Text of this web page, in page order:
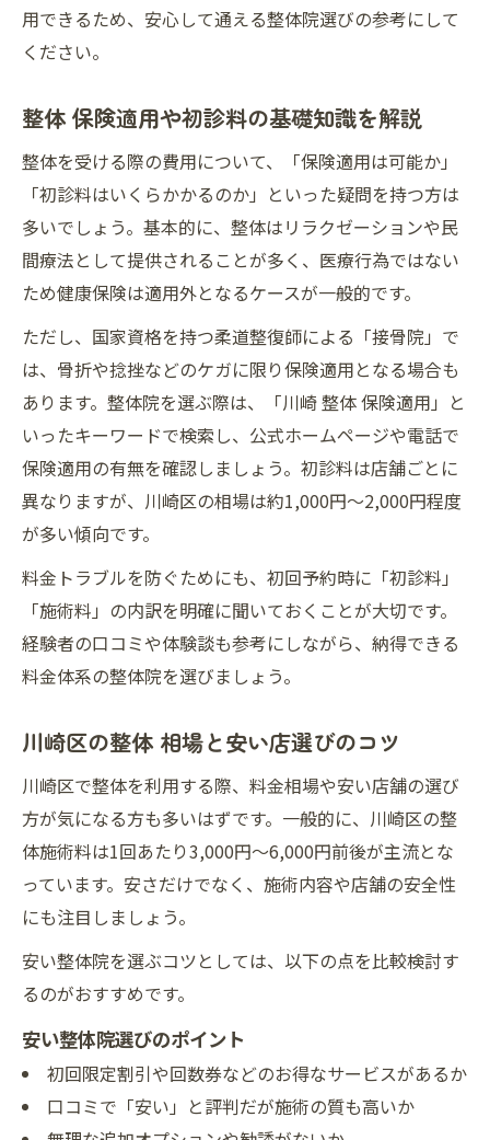
用できるため、安心して通える整体院選びの参考にして
ください。
整体 保険適用や初診料の基礎知識を解説
整体を受ける際の費用について、「保険適用は可能か」
「初診料はいくらかかるのか」といった疑問を持つ方は
多いでしょう。基本的に、整体はリラクゼーションや民
間療法として提供されることが多く、医療行為ではない
ため健康保険は適用外となるケースが一般的です。
ただし、国家資格を持つ柔道整復師による「接骨院」で
は、骨折や捻挫などのケガに限り保険適用となる場合も
あります。整体院を選ぶ際は、「川崎 整体 保険適用」と
いったキーワードで検索し、公式ホームページや電話で
保険適用の有無を確認しましょう。初診料は店舗ごとに
異なりますが、川崎区の相場は約1,000円～2,000円程度
が多い傾向です。
料金トラブルを防ぐためにも、初回予約時に「初診料」
「施術料」の内訳を明確に聞いておくことが大切です。
経験者の口コミや体験談も参考にしながら、納得できる
料金体系の整体院を選びましょう。
川崎区の整体 相場と安い店選びのコツ
川崎区で整体を利用する際、料金相場や安い店舗の選び
方が気になる方も多いはずです。一般的に、川崎区の整
体施術料は1回あたり3,000円～6,000円前後が主流とな
っています。安さだけでなく、施術内容や店舗の安全性
にも注目しましょう。
安い整体院を選ぶコツとしては、以下の点を比較検討す
るのがおすすめです。
安い整体院選びのポイント
初回限定割引や回数券などのお得なサービスがあるか
口コミで「安い」と評判だが施術の質も高いか